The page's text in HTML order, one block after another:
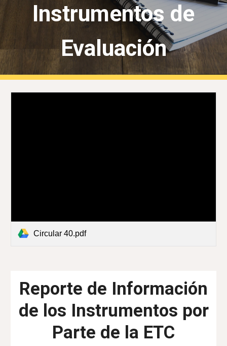
Instrumentos de
Evaluación
Circular 40.pdf
Reporte de Información
de los Instrumentos por
Parte de la ETC